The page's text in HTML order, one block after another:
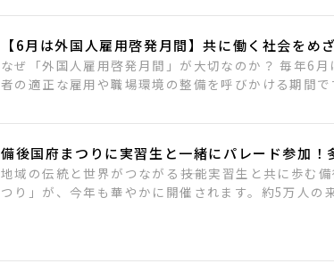
【6月は外国人雇用啓発月間】共に働く社会を
なぜ「外国人雇用啓発月間」が大切なのか？ 毎年6
者の適正な雇用や職場環境の整備を呼びかける期間
備後国府まつりに実習生と一緒にパレード参加！
地域の伝統と世界がつながる――技能実習生と共に歩
つり」が、今年も華やかに開催されます。約5万人の